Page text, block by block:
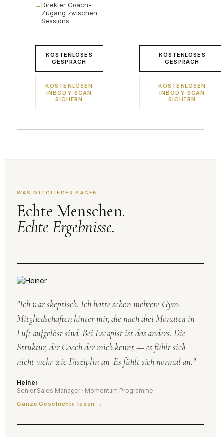
Direkter Coach-
Zugang zwischen
Sessions
KOSTENLOSES
GESPRÄCH
KOSTENLOSEN
INBODY-SCAN
SICHERN
KOSTENLOSES
GESPRÄCH
KOSTENLOSEN
INBODY-SCAN
SICHERN
WAS MITGLIEDER SAGEN
Echte Menschen.
Echte Ergebnisse.
"Ich war skeptisch. Ich hatte schon mehrere Gym-
Mitgliedschaften hinter mir, die nach drei Monaten in
Luft aufgelöst sind. Bei Escapist ist das anders. Die
Struktur, der Coach der mich kennt — es fühlt sich
nicht mehr wie Disziplin an. Es fühlt sich normal an."
Heiner
Senior Sales Manager · Momentum Programme
Ganze Geschichte lesen →